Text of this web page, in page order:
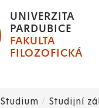
UNIVERZITA
PARDUBICE
FAKULTA
FILOZOFICKÁ
Studium Studijní